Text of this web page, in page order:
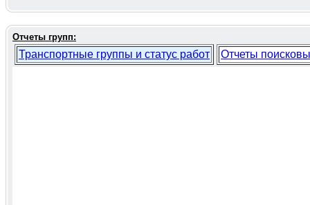
Отчеты групп:
Транспортные группы и статус работ Отчеты